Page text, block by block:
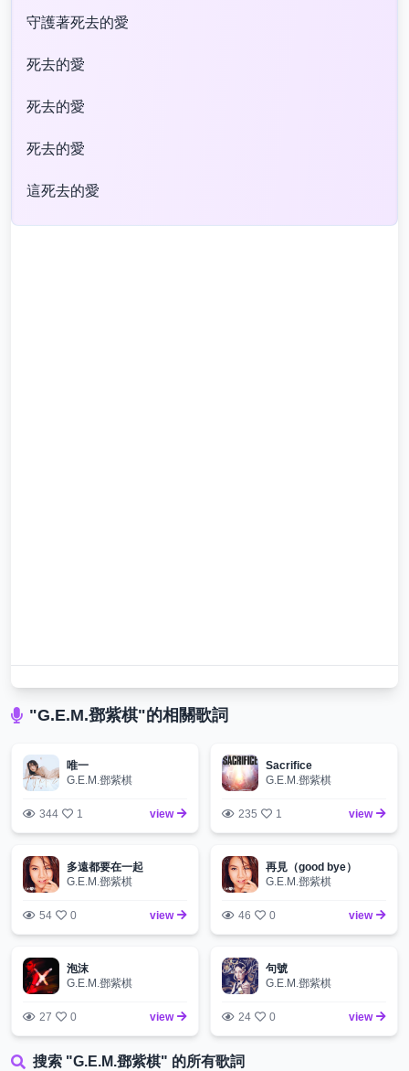
守護著死去的愛
死去的愛
死去的愛
死去的愛
這死去的愛
"G.E.M.鄧紫棋"的相關歌詞
唯一
G.E.M.鄧紫棋
344 1 view
Sacrifice
G.E.M.鄧紫棋
235 1 view
多遠都要在一起
G.E.M.鄧紫棋
54 0 view
再見（good bye）
G.E.M.鄧紫棋
46 0 view
泡沫
G.E.M.鄧紫棋
27 0 view
句號
G.E.M.鄧紫棋
24 0 view
搜索 "G.E.M.鄧紫棋" 的所有歌詞